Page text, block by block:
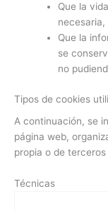
Que la
necesaria,
Que la
se
no
Tipos de cookies
A continuación, se
página web,
propia o de
Técnicas